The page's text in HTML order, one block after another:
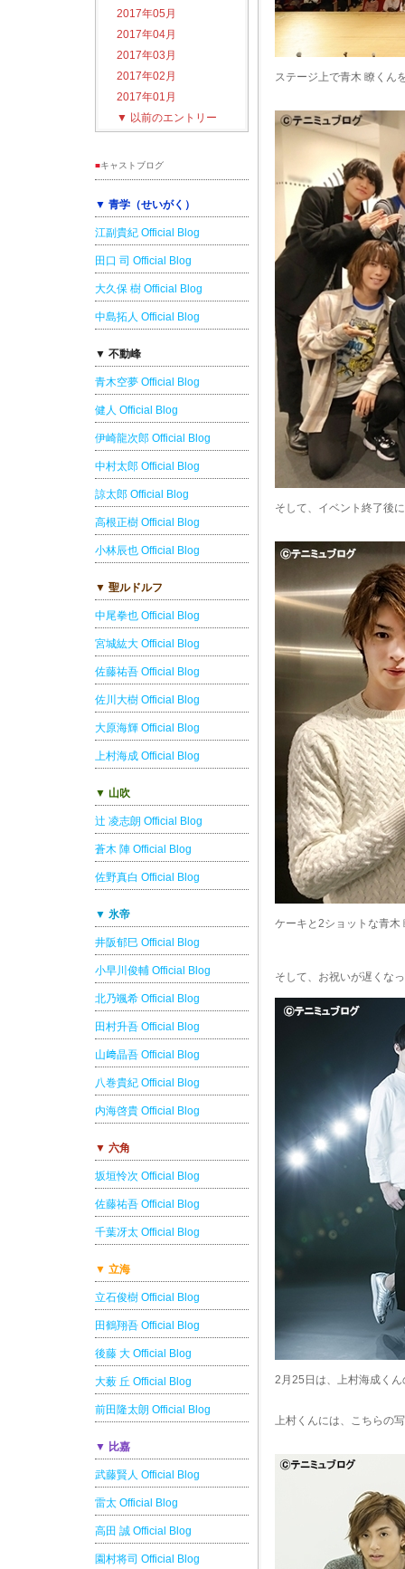
2017年05月
2017年04月
2017年03月
2017年02月
2017年01月
▼ 以前のエントリー
■キャストブログ
▼ 青学（せいがく）
江副貴紀 Official Blog
田口 司 Official Blog
大久保 樹 Official Blog
中島拓人 Official Blog
▼ 不動峰
青木空夢 Official Blog
健人 Official Blog
伊崎龍次郎 Official Blog
中村太郎 Official Blog
諒太郎 Official Blog
高根正樹 Official Blog
小林辰也 Official Blog
▼ 聖ルドルフ
中尾拳也 Official Blog
宮城紘大 Official Blog
佐藤祐吾 Official Blog
佐川大樹 Official Blog
大原海輝 Official Blog
上村海成 Official Blog
▼ 山吹
辻 凌志朗 Official Blog
蒼木 陣 Official Blog
佐野真白 Official Blog
▼ 氷帝
井阪郁巳 Official Blog
小早川俊輔 Official Blog
北乃颯希 Official Blog
田村升吾 Official Blog
山﨑晶吾 Official Blog
八巻貴紀 Official Blog
内海啓貴 Official Blog
▼ 六角
坂垣怜次 Official Blog
佐藤祐吾 Official Blog
千葉冴太 Official Blog
▼ 立海
立石俊樹 Official Blog
田鶴翔吾 Official Blog
後藤 大 Official Blog
大薮 丘 Official Blog
前田隆太朗 Official Blog
▼ 比嘉
武藤賢人 Official Blog
雷太 Official Blog
高田 誠 Official Blog
園村将司 Official Blog
ステージ上で青木 瞭くん
そして、イベント終了後
ケーキと2ショットな青木
そして、お祝いが遅くな
2月25日は、上村海成く
上村くんには、こちらの